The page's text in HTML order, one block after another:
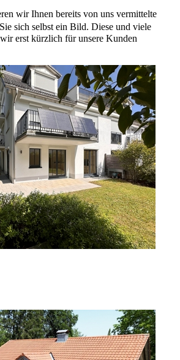
wir Ihnen bereits von uns vermittelte
sich selbst ein Bild. Diese und viele
erst kürzlich für unsere Kunden